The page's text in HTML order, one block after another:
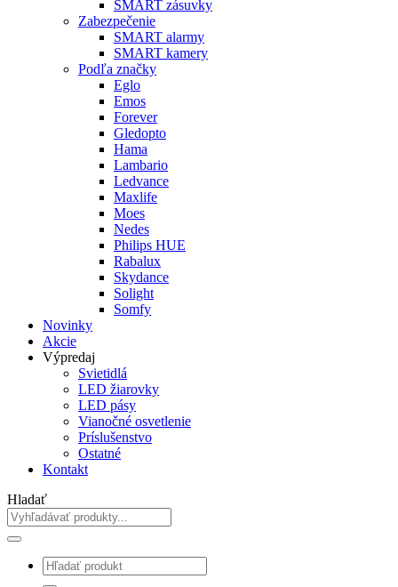
SMART zásuvky
Zabezpečenie
SMART alarmy
SMART kamery
Podľa značky
Eglo
Emos
Forever
Gledopto
Hama
Lambario
Ledvance
Maxlife
Moes
Nedes
Philips HUE
Rabalux
Skydance
Solight
Somfy
Novinky
Akcie
Výpredaj
Svietidlá
LED žiarovky
LED pásy
Vianočné osvetlenie
Príslušenstvo
Ostatné
Kontakt
Hladať